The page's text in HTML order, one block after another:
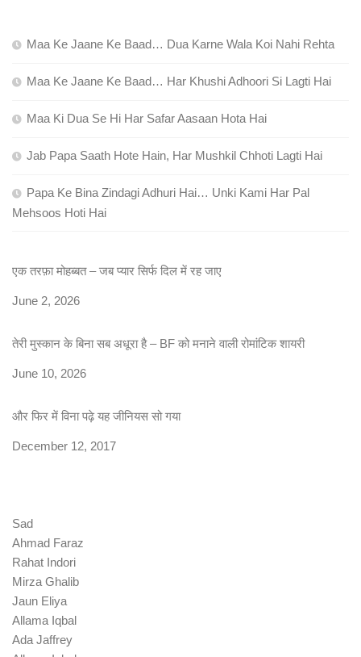
Maa Ke Jaane Ke Baad… Dua Karne Wala Koi Nahi Rehta
Maa Ke Jaane Ke Baad… Har Khushi Adhoori Si Lagti Hai
Maa Ki Dua Se Hi Har Safar Aasaan Hota Hai
Jab Papa Saath Hote Hain, Har Mushkil Chhoti Lagti Hai
Papa Ke Bina Zindagi Adhuri Hai… Unki Kami Har Pal
Mehsoos Hoti Hai
एक तरफ़ा मोहब्बत – जब प्यार सिर्फ दिल में रह जाए
Date
June 2, 2026
तेरी मुस्कान के बिना सब अधूरा है – BF को मनाने वाली रोमांटिक शायरी
Date
June 10, 2026
और फिर में विना पढ़े यह जीनियस सो गया
Date
December 12, 2017
Sad
Ahmad Faraz
Rahat Indori
Mirza Ghalib
Jaun Eliya
Allama Iqbal
Ada Jaffrey